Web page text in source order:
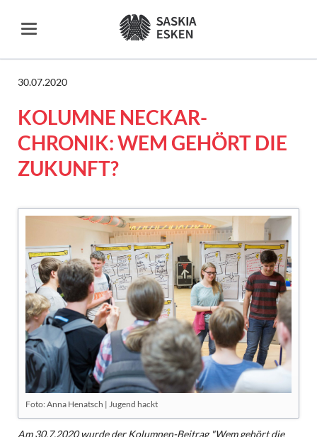
30.07.2020
KOLUMNE NECKAR-
CHRONIK: WEM GEHÖRT DIE
ZUKUNFT?
Foto: Anna Henatsch | Jugend hackt
Am 30.7.2020 wurde der Kolumnen-Beitrag "Wem gehört die